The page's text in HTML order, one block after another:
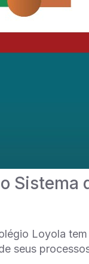
Sistema
Loyola
seus